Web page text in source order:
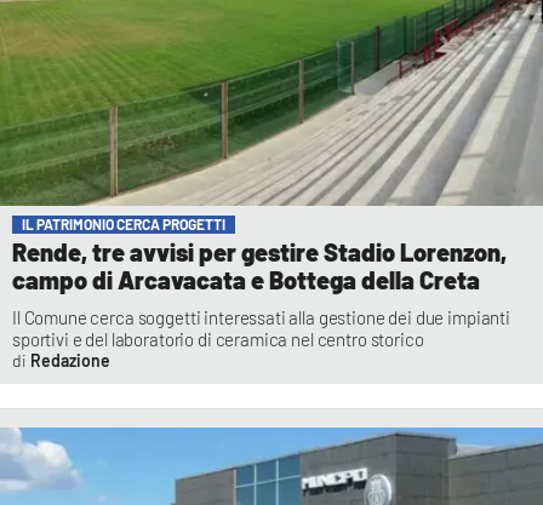
IL PATRIMONIO CERCA PROGETTI
Rende, tre avvisi per gestire Stadio Lorenzon,
campo di Arcavacata e Bottega della Creta
Il Comune cerca soggetti interessati alla gestione dei due impianti
sportivi e del laboratorio di ceramica nel centro storico
Redazione